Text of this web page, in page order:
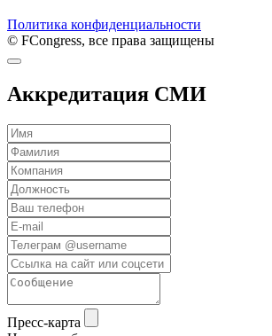
Политика конфиденциальности
© FCongress, все права защищены
Аккредитация СМИ
Пресс-карта